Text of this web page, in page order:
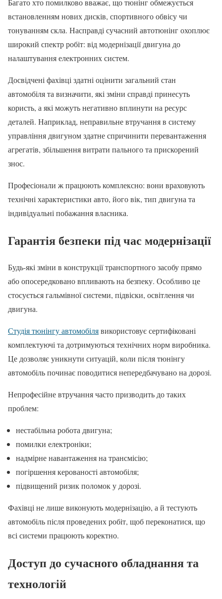
встановленням нових дисків, спортивного обвісу чи
тонуванням скла. Насправді сучасний автотюнінг охоплює
широкий спектр робіт: від модернізації двигуна до
налаштування електронних систем.
Досвідчені фахівці здатні оцінити загальний стан
автомобіля та визначити, які зміни справді принесуть
користь, а які можуть негативно вплинути на ресурс
деталей. Наприклад, неправильне втручання в систему
управління двигуном здатне спричинити перевантаження
агрегатів, збільшення витрати пального та прискорений
знос.
Професіонали ж працюють комплексно: вони враховують
технічні характеристики авто, його вік, тип двигуна та
індивідуальні побажання власника.
Гарантія безпеки під час модернізації
Будь-які зміни в конструкції транспортного засобу прямо
або опосередковано впливають на безпеку. Особливо це
стосується гальмівної системи, підвіски, освітлення чи
двигуна.
Студія тюнінгу автомобілявикористовує сертифіковані
комплектуючі та дотримуються технічних норм виробника.
Це дозволяє уникнути ситуацій, коли після тюнінгу
автомобіль починає поводитися непередбачувано на дорозі.
Непрофесійне втручання часто призводить до таких
проблем:
нестабільна робота двигуна;
помилки електроніки;
надмірне навантаження на трансмісію;
погіршення керованості автомобіля;
підвищений ризик поломок у дорозі.
Фахівці не лише виконують модернізацію, а й тестують
автомобіль після проведених робіт, щоб переконатися, що
всі системи працюють коректно.
Доступ до сучасного обладнання та
технологій